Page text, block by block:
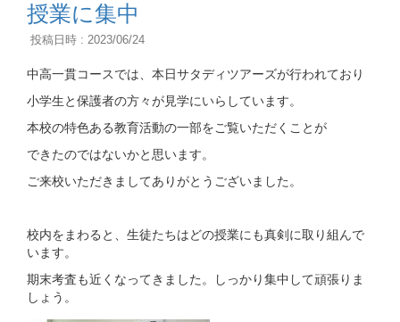
授業に集中
投稿日時 : 2023/06/24
中高一貫コースでは、本日サタディツアーズが行われており
小学生と保護者の方々が見学にいらしています。
本校の特色ある教育活動の一部をご覧いただくことが
できたのではないかと思います。
ご来校いただきましてありがとうございました。
校内をまわると、生徒たちはどの授業にも真剣に取り組んで
います。
期末考査も近くなってきました。しっかり集中して頑張りま
しょう。